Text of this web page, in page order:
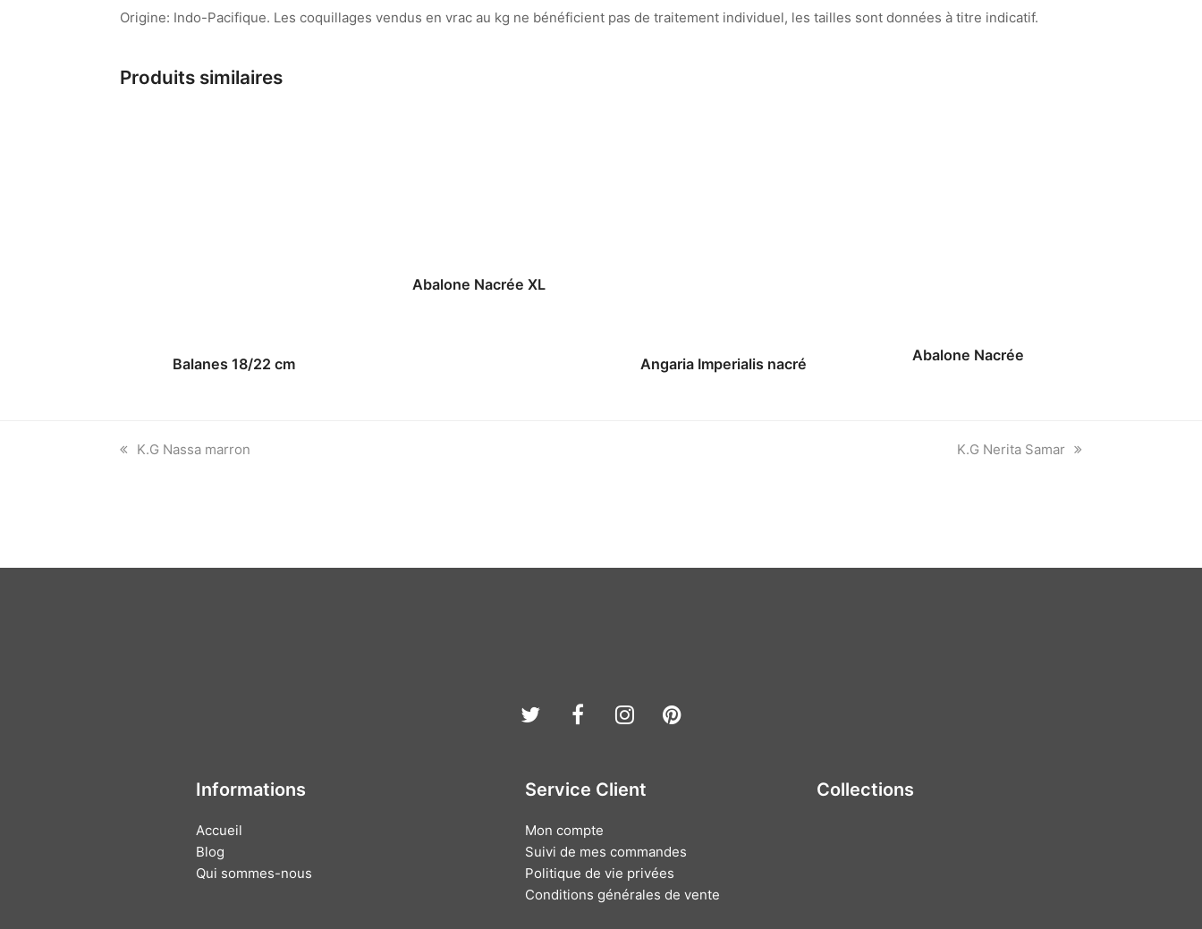
Origine: Indo-Pacifique. Les coquillages vendus en vrac au kg ne bénéficient pas de traitement individuel, les tailles sont données à titre indicatif.
Produits similaires
Balanes 18/22 cm
Abalone Nacrée XL
Angaria Imperialis nacré Abalone Nacrée
previous
K.G Nassa marron
next
K.G Nerita Samar
TwitterFacebook
Instagram
Pinterest
Informations
Accueil
Blog
Qui sommes-nous
Service Client
Mon compte
Suivi de mes commandes
Politique de vie privées
Conditions générales de vente
Collections